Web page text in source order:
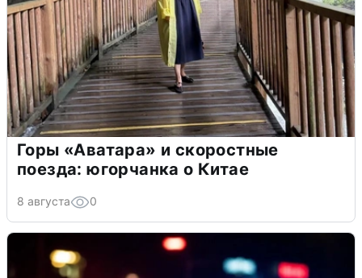
Горы «Аватара» и скоростные
поезда: югорчанка о Китае
8 августа 0